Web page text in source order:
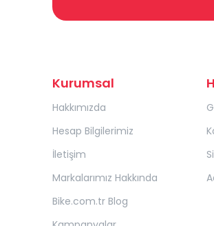
Kurumsal
Hakkımızda
Hesap Bilgilerimiz
İletişim
Markalarımız Hakkında
Bike.com.tr Blog